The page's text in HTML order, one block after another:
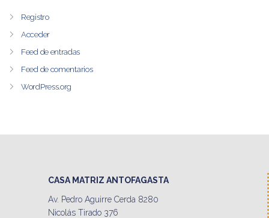
Registro
Acceder
Feed de entradas
Feed de comentarios
WordPress.org
CASA MATRIZ ANTOFAGASTA
Av. Pedro Aguirre Cerda 8280
Nicolás Tirado 376